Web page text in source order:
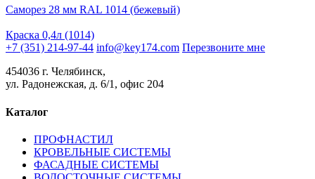
Саморез 28 мм RAL 1014 (бежевый)
Краска 0,4л (1014)
+7 (351) 214-97-44 info@key174.com Перезвоните мне
454036 г. Челябинск,
ул. Радонежская, д. 6/1, офис 204
Каталог
ПРОФНАСТИЛ
КРОВЕЛЬНЫЕ СИСТЕМЫ
ФАСАДНЫЕ СИСТЕМЫ